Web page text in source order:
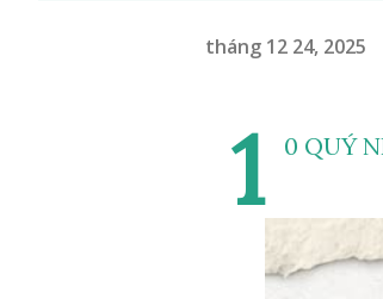
tháng 12 24, 2025
1 0 QUÝ